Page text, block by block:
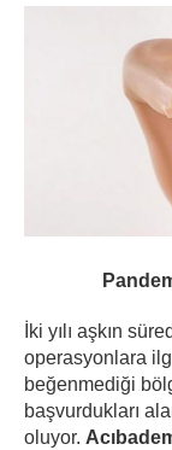
İki yılı aşkın
operasyonlara
beğenmediği
başvurdukları
oluyor.